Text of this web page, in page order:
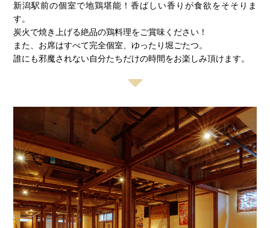
新潟駅前の個室で地鶏堪能！香ばしい香りが食欲をそそりま
す。
炭火で焼き上げる絶品の鶏料理をご賞味ください！
また、お席はすべて完全個室、ゆったり堀ごたつ。
誰にも邪魔されない自分たちだけの時間をお楽しみ頂けます。